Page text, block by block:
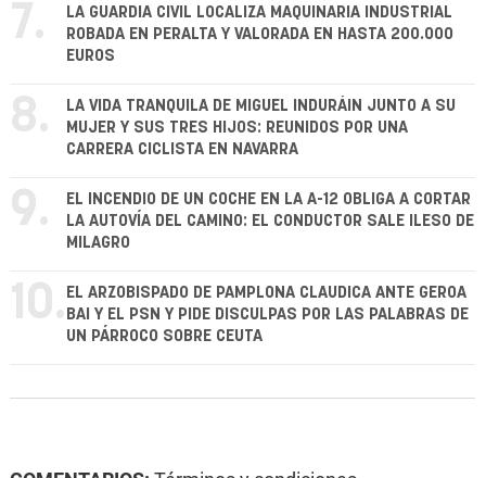
7.
LA GUARDIA CIVIL LOCALIZA MAQUINARIA INDUSTRIAL
ROBADA EN PERALTA Y VALORADA EN HASTA 200.000
EUROS
8.
LA VIDA TRANQUILA DE MIGUEL INDURÁIN JUNTO A SU
MUJER Y SUS TRES HIJOS: REUNIDOS POR UNA
CARRERA CICLISTA EN NAVARRA
9.
EL INCENDIO DE UN COCHE EN LA A-12 OBLIGA A CORTAR
LA AUTOVÍA DEL CAMINO: EL CONDUCTOR SALE ILESO DE
MILAGRO
10. EL ARZOBISPADO DE PAMPLONA CLAUDICA ANTE GEROA
BAI Y EL PSN Y PIDE DISCULPAS POR LAS PALABRAS DE
UN PÁRROCO SOBRE CEUTA